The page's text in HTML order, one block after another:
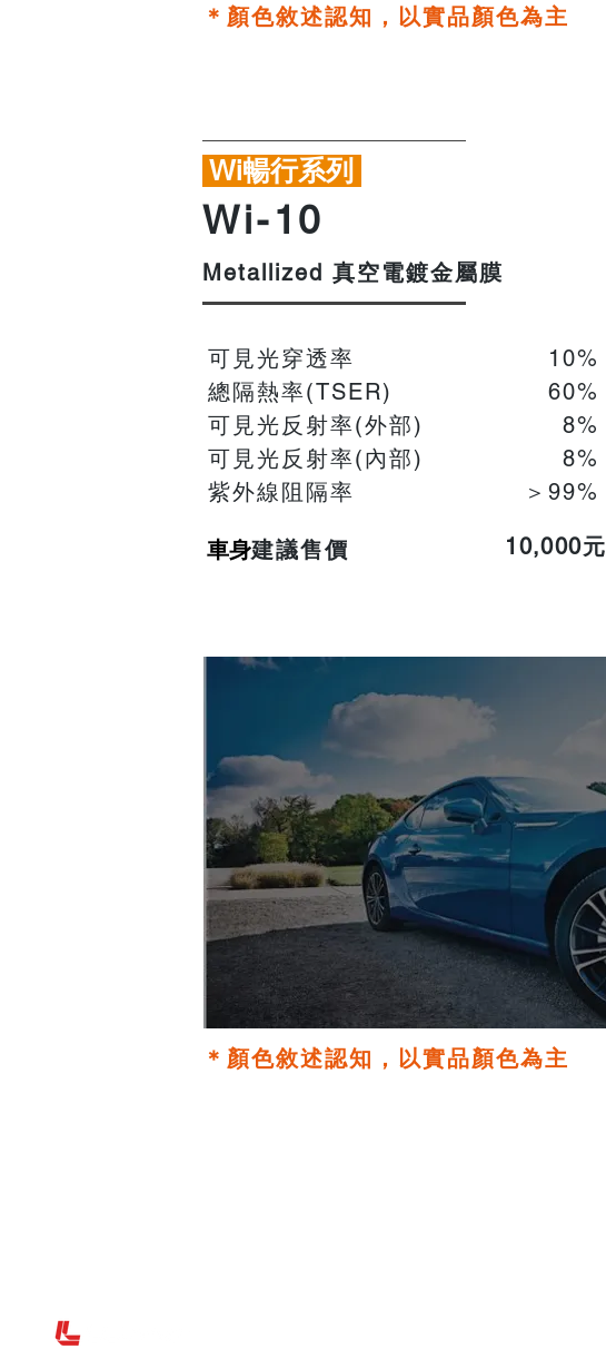
＊顏色敘述認知，以實品顏色為主
​Wi-10
Wi暢行系列
Metallized 真空電鍍金屬膜
可見光穿透率
總隔熱率(TSER)
可見光反射率(外部)
可見光反射率(內部)
紫外線阻隔率
10%
60%
8%
​8%
＞99%
車身建議售價 10,000元
＊顏色敘述認知，以實品顏色為主